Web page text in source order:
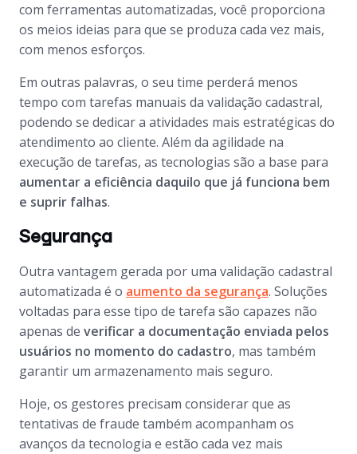
com ferramentas automatizadas, você proporciona
os meios ideias para que se produza cada vez mais,
com menos esforços.
Em outras palavras, o seu time perderá menos
tempo com tarefas manuais da validação cadastral,
podendo se dedicar a atividades mais estratégicas do
atendimento ao cliente. Além da agilidade na
execução de tarefas, as tecnologias são a base para
aumentar a eficiência daquilo que já funciona bem
e suprir falhas.
Segurança
Outra vantagem gerada por uma validação cadastral
automatizada é o aumento da segurança. Soluções
voltadas para esse tipo de tarefa são capazes não
apenas de verificar a documentação enviada pelos
usuários no momento do cadastro, mas também
garantir um armazenamento mais seguro.
Hoje, os gestores precisam considerar que as
tentativas de fraude também acompanham os
avanços da tecnologia e estão cada vez mais